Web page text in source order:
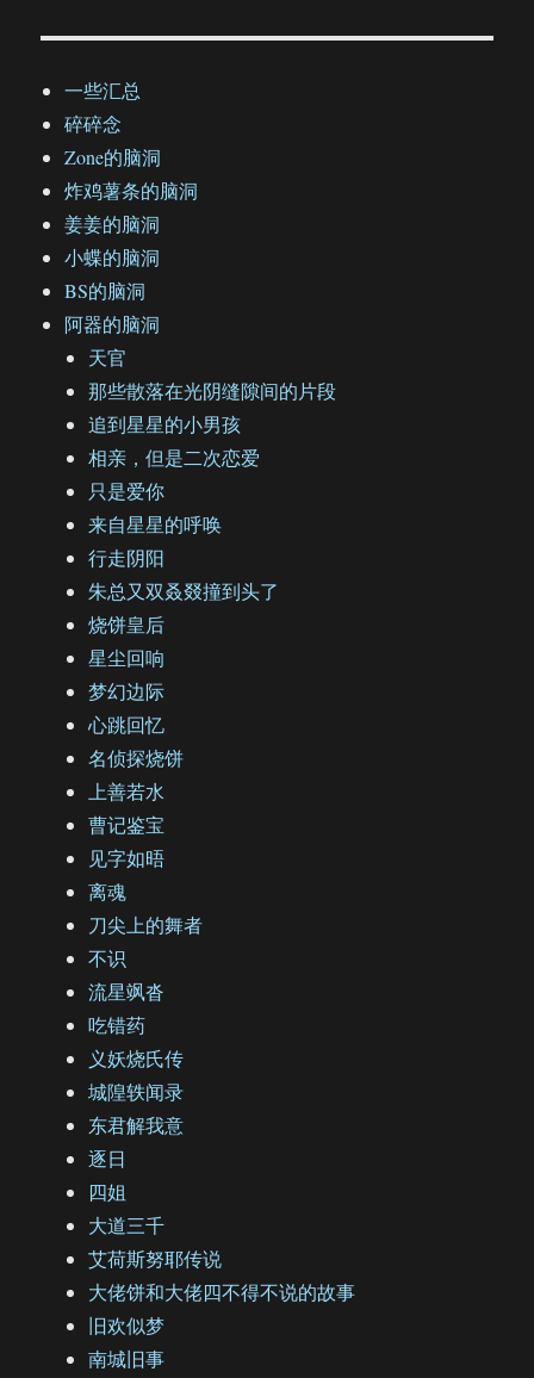
一些汇总
碎碎念
Zone的脑洞
炸鸡薯条的脑洞
姜姜的脑洞
小蝶的脑洞
BS的脑洞
阿器的脑洞
天官
那些散落在光阴缝隙间的片段
追到星星的小男孩
相亲，但是二次恋爱
只是爱你
来自星星的呼唤
行走阴阳
朱总又双叒叕撞到头了
烧饼皇后
星尘回响
梦幻边际
心跳回忆
名侦探烧饼
上善若水
曹记鉴宝
见字如晤
离魂
刀尖上的舞者
不识
流星飒沓
吃错药
义妖烧氏传
城隍轶闻录
东君解我意
逐日
四姐
大道三千
艾荷斯努耶传说
大佬饼和大佬四不得不说的故事
旧欢似梦
南城旧事